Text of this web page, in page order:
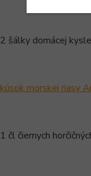
2 šálky domácej
kúsok morskej riasy
1 čl čiernych